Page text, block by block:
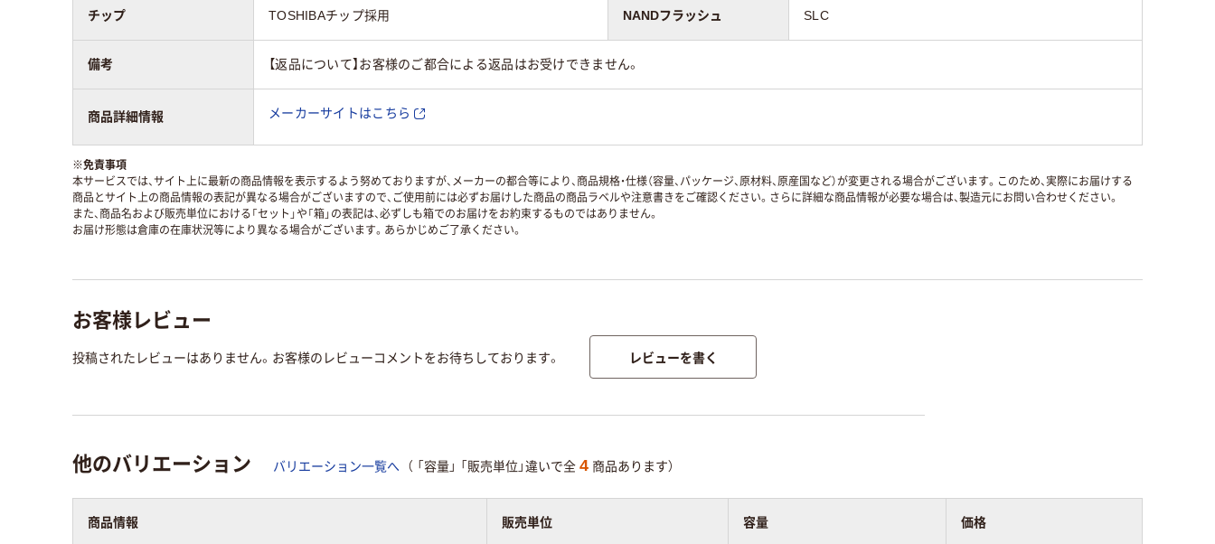
チップ TOSHIBAチップ採用 NANDフラッシュ SLC
備考 【返品について】お客様のご都合による返品はお受けできません。
商品詳細情報 メーカーサイトはこちら
※免責事項
本サービスでは、サイト上に最新の商品情報を表示するよう努めておりますが、メーカーの都合等により、商品規格・仕様（容量、パッケージ、原材料、原産国など）が変更される場合がございます。このため、実際にお届けする
商品とサイト上の商品情報の表記が異なる場合がございますので、ご使用前には必ずお届けした商品の商品ラベルや注意書きをご確認ください。さらに詳細な商品情報が必要な場合は、製造元にお問い合わせください。
また、商品名および販売単位における「セット」や「箱」の表記は、必ずしも箱でのお届けをお約束するものではありません。
お届け形態は倉庫の在庫状況等により異なる場合がございます。あらかじめご了承ください。
お客様レビュー
投稿されたレビューはありません。お客様のレビューコメントをお待ちしております。 レビューを書く
他のバリエーション バリエーション一覧へ （ 「容量」 「販売単位」違いで全 4 商品あります）
商品情報 販売単位 容量 価格